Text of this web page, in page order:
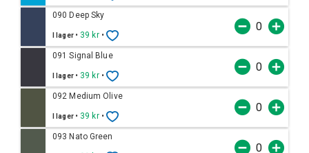
090 Deep Sky
I lager • 39 kr •
091 Signal Blue
I lager • 39 kr •
092 Medium Olive
I lager • 39 kr •
093 Nato Green